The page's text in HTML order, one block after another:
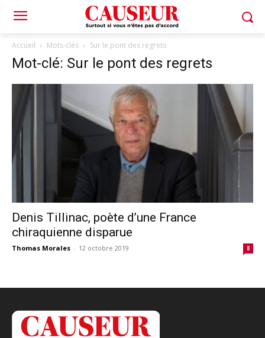
Accueil Mots-clés Sur le pont des regrets
Mot-clé: Sur le pont des regrets
Denis Tillinac, poète d’une France
chiraquienne disparue
Thomas Morales - 12 octobre 2019 8